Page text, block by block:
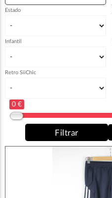
Estado
Infantil
Retro SiiChic
0 €
Filtrar